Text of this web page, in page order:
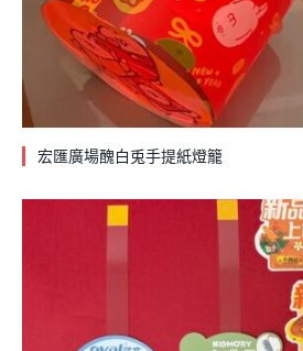
宏匯廣場醜白兎手提紙燈籠